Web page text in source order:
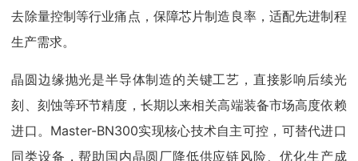
去除量控制等行业痛点，保障芯片制造良率，适配先进制程
生产需求。
晶圆边缘抛光是半导体制造的关键工艺，直接影响后续光
刻、刻蚀等环节精度，长期以来相关高端装备市场高度依赖
进口。Master-BN300实现核心技术自主可控，可替代进口
同类设备，帮助国内晶圆厂降低供应链风险、优化生产成